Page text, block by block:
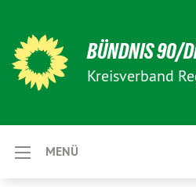
BÜNDNIS 90/
Kreisverband
MENÜ